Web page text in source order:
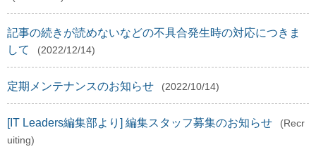
記事の続きが読めないなどの不具合発生時の対応につきま
して
(2022/12/14)
定期メンテナンスのお知らせ (2022/10/14)
[IT Leaders編集部より] 編集スタッフ募集のお知らせ
(Recr
uiting)